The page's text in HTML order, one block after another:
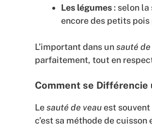
Les légumes : selon
encore des petits
L’important dans unsauté de
parfaitement, tout en
Comment se Différencie
Lesauté de veau est
c’est sa méthode de